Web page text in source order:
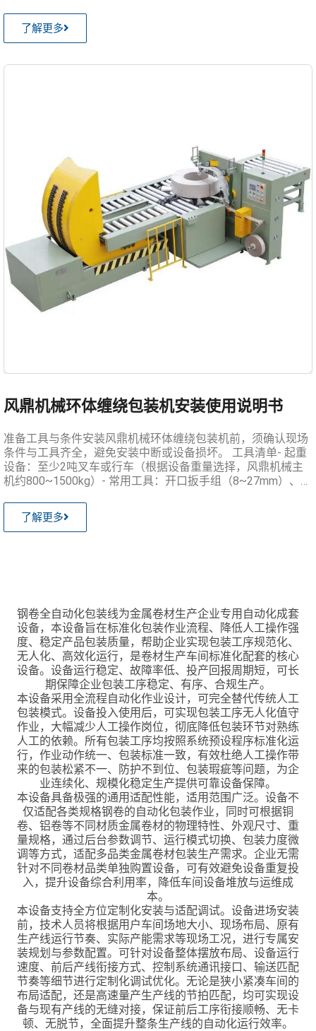
了解更多
风鼎机械环体缠绕包装机安装使用说明书
准备工具与条件安装风鼎机械环体缠绕包装机前，须确认现场
条件与工具齐全，避免安装中断或设备损坏。 工具清单- 起重
设备：至少2吨叉车或行车（根据设备重量选择，风鼎机械主
机约800~1500kg）- 常用工具：开口扳手组（8~27mm）、内
具：卷尺（5m）、水
了解更多
钢卷全自动化包装线为金属卷材生产企业专用自动化成套
设备，本设备旨在标准化包装作业流程、降低人工操作强
度、稳定产品包装质量，帮助企业实现包装工序规范化、
无人化、高效化运行，是卷材生产车间标准化配套的核心
设备。设备运行稳定、故障率低、投产回报周期短，可长
期保障企业包装工序稳定、有序、合规生产。
本设备采用全流程自动化作业设计，可完全替代传统人工
包装模式。设备投入使用后，可实现包装工序无人化值守
作业，大幅减少人工操作岗位，彻底降低包装环节对熟练
人工的依赖。所有包装工序均按照系统预设程序标准化运
行，作业动作统一、包装标准一致，有效杜绝人工操作带
来的包装松紧不一、防护不到位、包装瑕疵等问题，为企
业连续化、规模化稳定生产提供可靠设备保障。
本设备具备极强的通用适配性能，适用范围广泛。设备不
仅适配各类规格钢卷的自动化包装作业，同时可根据铜
卷、铝卷等不同材质金属卷材的物理特性、外观尺寸、重
量规格，通过后台参数调节、运行模式切换、包装力度微
调等方式，适配多品类金属卷材包装生产需求。企业无需
针对不同卷材品类单独购置设备，可有效避免设备重复投
入，提升设备综合利用率，降低车间设备堆放与运维成
本。
本设备支持全方位定制化安装与适配调试。设备进场安装
前，技术人员将根据用户车间场地大小、现场布局、原有
生产线运行节奏、实际产能需求等现场工况，进行专属安
装规划与参数配置。可针对设备整体摆放布局、设备运行
速度、前后产线衔接方式、控制系统通讯接口、输送匹配
节奏等细节进行定制化调试优化。无论是狭小紧凑车间的
布局适配，还是高速量产生产线的节拍匹配，均可实现设
备与现有产线的无缝对接，保证前后工序衔接顺畅、无卡
顿、无脱节，全面提升整条生产线的自动化运行效率。